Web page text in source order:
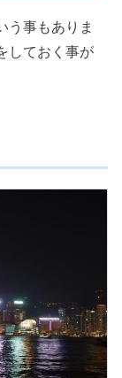
う事もありま
しておく事が